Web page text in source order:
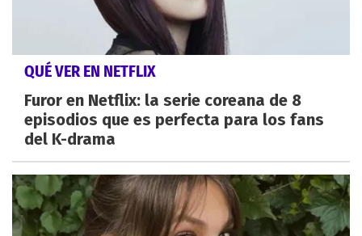
QUÉ VER EN NETFLIX
Furor en Netflix: la serie coreana de 8
episodios que es perfecta para los fans
del K-drama